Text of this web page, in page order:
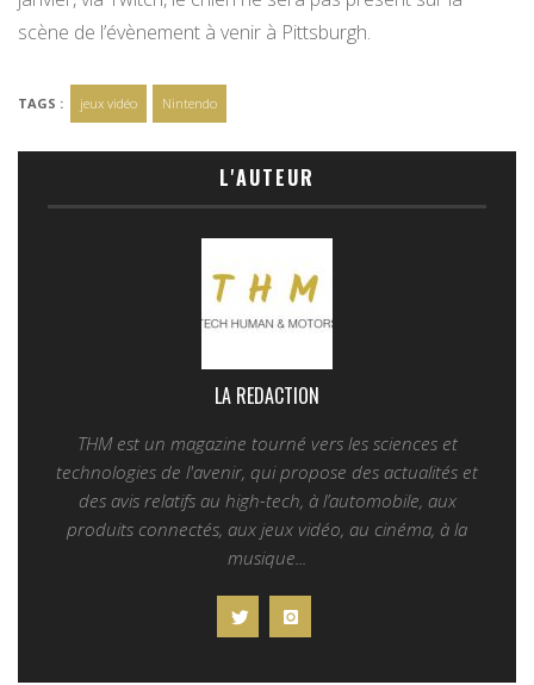
scène de l’évènement à venir à Pittsburgh.
TAGS : jeux vidéo Nintendo
L'AUTEUR
LA REDACTION
THM est un magazine tourné vers les sciences et
technologies de l'avenir, qui propose des actualités et
des avis relatifs au high-tech, à l’automobile, aux
produits connectés, aux jeux vidéo, au cinéma, à la
musique...